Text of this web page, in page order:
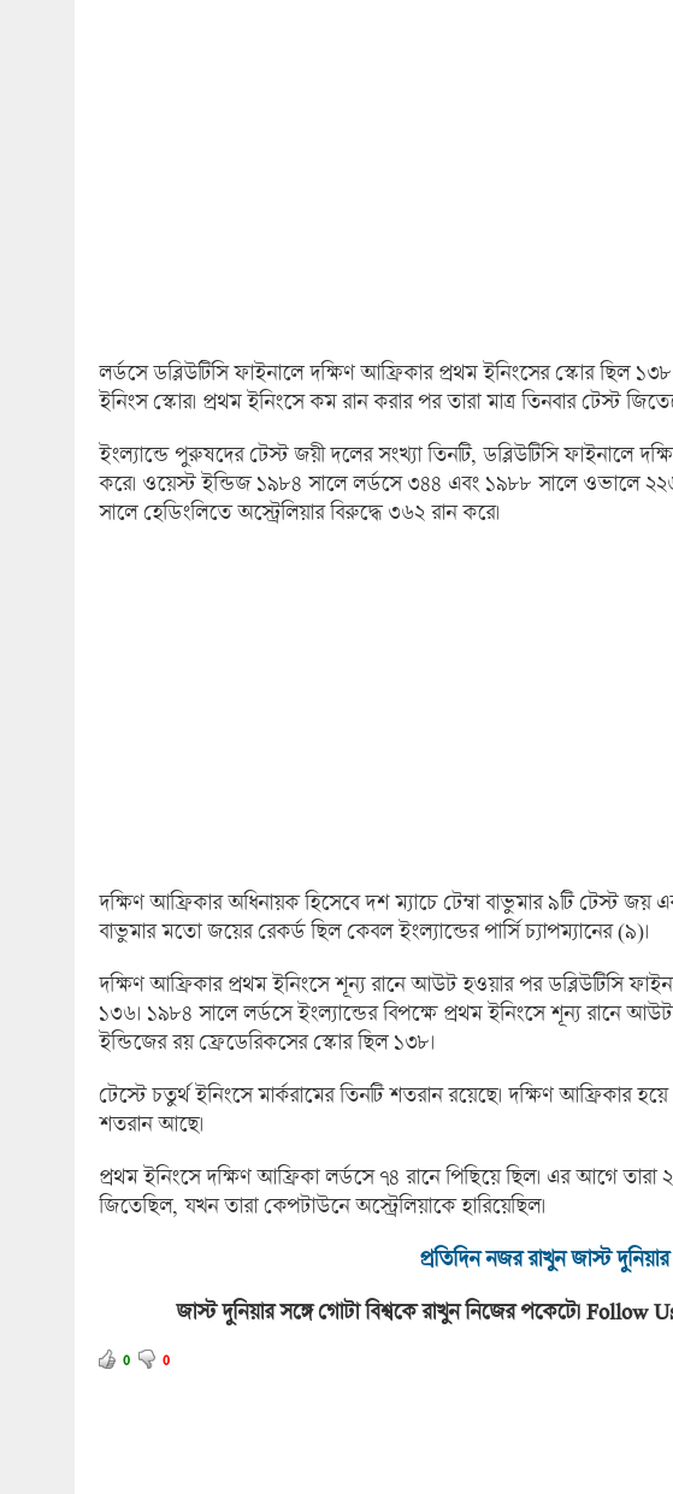
লর্ডসে ডব্লিউটিসি ফাইনালে দক্ষিণ আফ্রিকার প্রথম ইনিংসের স্কোর ছিল
ইনিংস স্কোর। প্রথম ইনিংসে কম রান করার পর তারা মাত্র তিনবার টেস্ট
ইংল্যান্ডে পুরুষদের টেস্ট জয়ী দলের সংখ্যা তিনটি, ডব্লিউটিসি ফাইনালে
করে। ওয়েস্ট ইন্ডিজ ১৯৮৪ সালে লর্ডসে ৩৪৪ এবং ১৯৮৮ সালে ওভালে
সালে হেডিংলিতে অস্ট্রেলিয়ার বিরুদ্ধে ৩৬২ রান করে।
দক্ষিণ আফ্রিকার অধিনায়ক হিসেবে দশ ম্যাচে টেম্বা বাভুমার ৯টি টেস্ট জয়
বাভুমার মতো জয়ের রেকর্ড ছিল কেবল ইংল্যান্ডের পার্সি চ্যাপম্যানের (৯)।
দক্ষিণ আফ্রিকার প্রথম ইনিংসে শূন্য রানে আউট হওয়ার পর ডব্লিউটিসি
১৩৬। ১৯৮৪ সালে লর্ডসে ইংল্যান্ডের বিপক্ষে প্রথম ইনিংসে শূন্য রানে
ইন্ডিজের রয় ফ্রেডেরিকসের স্কোর ছিল ১৩৮।
টেস্টে চতুর্থ ইনিংসে মার্করামের তিনটি শতরান রয়েছে। দক্ষিণ আফ্রিকার
শতরান আছে।
প্রথম ইনিংসে দক্ষিণ আফ্রিকা লর্ডসে ৭৪ রানে পিছিয়ে ছিল। এর আগে
জিতেছিল, যখন তারা কেপটাউনে অস্ট্রেলিয়াকে হারিয়েছিল।
প্রতিদিন নজর রাখুন জাস্ট দুনিয়ার
জাস্ট দুনিয়ার সঙ্গে গোটা বিশ্বকে রাখুন নিজের পকেটে। Follow
0 0